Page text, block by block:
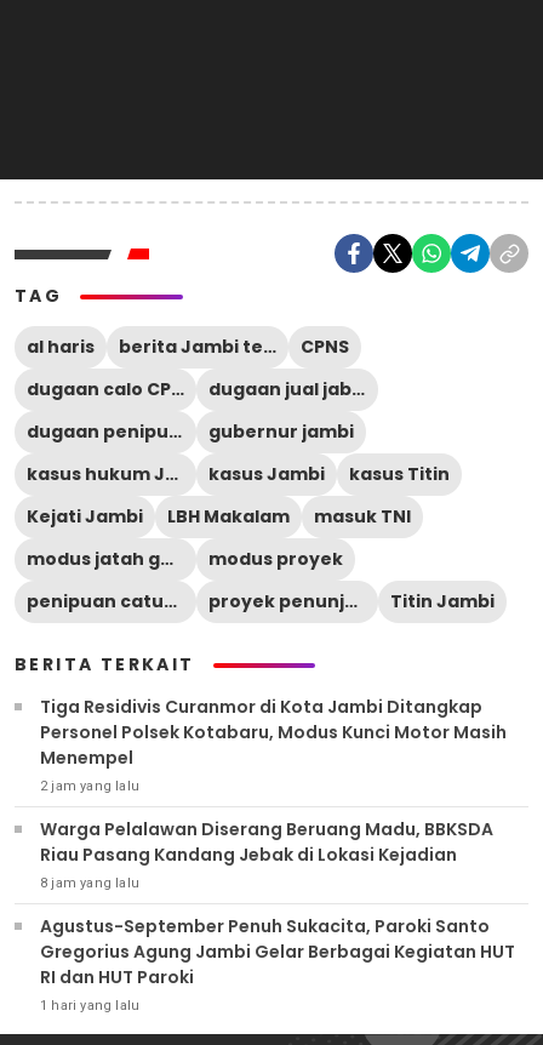
TAG
al haris berita Jambi terbaru
CPNS
dugaan calo CPNS
dugaan jual jabatan
dugaan penipuan
gubernur jambi
kasus hukum Jambi
kasus Jambi
kasus Titin
Kejati Jambi
LBH Makalam
masuk TNI
modus jatah gubernur
modus proyek
penipuan catut nama pejabat
proyek penunjukan langsung Titin Jambi
BERITA TERKAIT
Tiga Residivis Curanmor di Kota Jambi Ditangkap
Personel Polsek Kotabaru, Modus Kunci Motor Masih
Menempel
2 jam yang lalu
Warga Pelalawan Diserang Beruang Madu, BBKSDA
Riau Pasang Kandang Jebak di Lokasi Kejadian
8 jam yang lalu
Agustus-September Penuh Sukacita, Paroki Santo
Gregorius Agung Jambi Gelar Berbagai Kegiatan HUT
RI dan HUT Paroki
1 hari yang lalu